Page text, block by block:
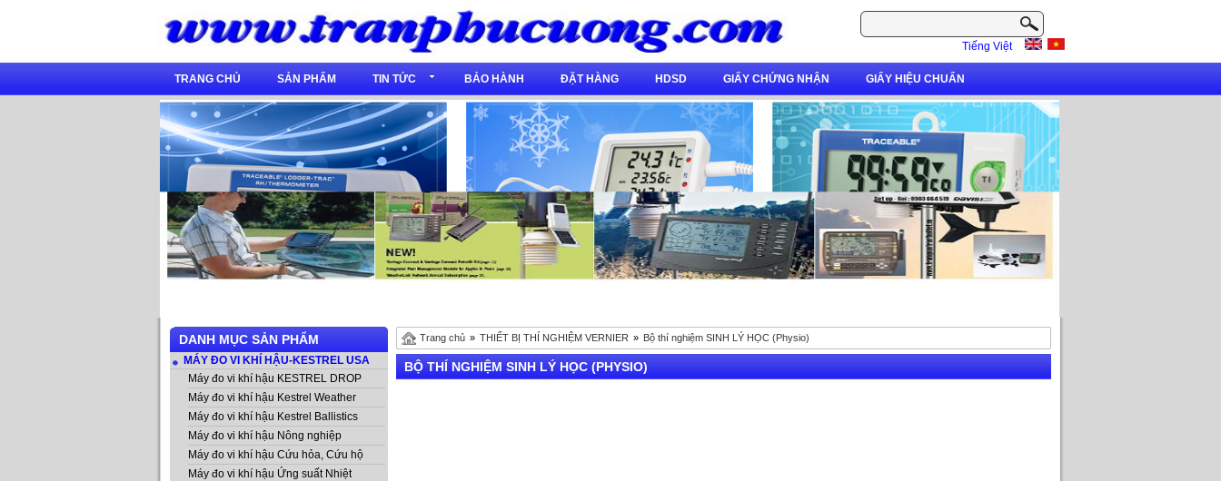
Tiếng Việt
TRANG CHỦ SẢN PHẨM TIN TỨC BẢO HÀNH ĐẶT HÀNG HDSD GIẤY CHỨNG NHẬN GIẤY HIỆU CHUẨN
DANH MỤC SẢN PHẨM
MÁY ĐO VI KHÍ HẬU-KESTREL USA
Máy đo vi khí hậu KESTREL DROP
Máy đo vi khí hậu Kestrel Weather
Máy đo vi khí hậu Kestrel Ballistics
Máy đo vi khí hậu Nông nghiệp
Máy đo vi khí hậu Cứu hỏa, Cứu hộ
Máy đo vi khí hậu Ứng suất Nhiệt
Trang chủ » THIẾT BỊ THÍ NGHIỆM VERNIER » Bộ thí nghiệm SINH LÝ HỌC (Physio)
BỘ THÍ NGHIỆM SINH LÝ HỌC (PHYSIO)